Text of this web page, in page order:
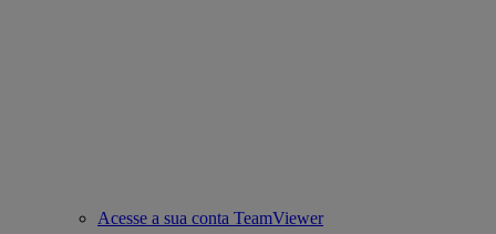
Acesse a sua conta TeamViewer